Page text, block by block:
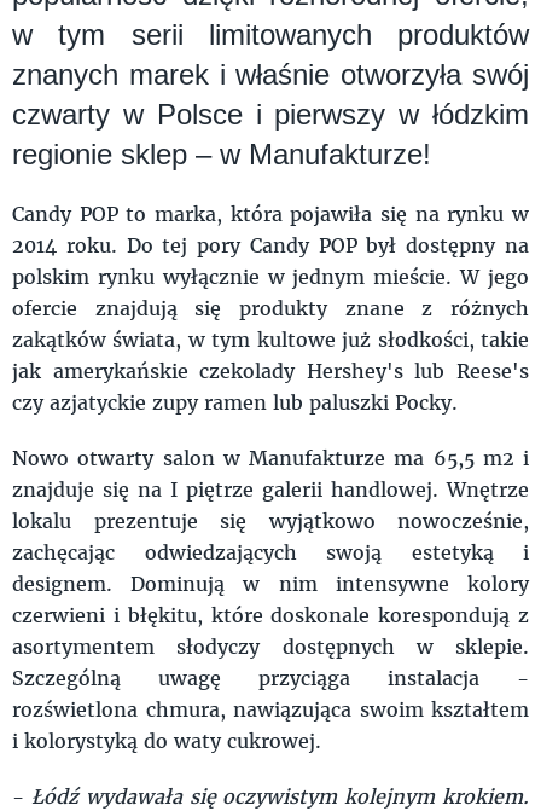
w tym serii limitowanych produktów
znanych marek i właśnie otworzyła swój
czwarty w Polsce i pierwszy w łódzkim
regionie sklep – w Manufakturze!
Candy POP to marka, która pojawiła się na rynku w
2014 roku. Do tej pory Candy POP był dostępny na
polskim rynku wyłącznie w jednym mieście. W jego
ofercie znajdują się produkty znane z różnych
zakątków świata, w tym kultowe już słodkości, takie
jak amerykańskie czekolady Hershey's lub Reese's
czy azjatyckie zupy ramen lub paluszki Pocky.
Nowo otwarty salon w Manufakturze ma 65,5 m2 i
znajduje się na I piętrze galerii handlowej. Wnętrze
lokalu prezentuje się wyjątkowo nowocześnie,
zachęcając odwiedzających swoją estetyką i
designem. Dominują w nim intensywne kolory
czerwieni i błękitu, które doskonale korespondują z
asortymentem słodyczy dostępnych w sklepie.
Szczególną uwagę przyciąga instalacja -
rozświetlona chmura, nawiązująca swoim kształtem
i kolorystyką do waty cukrowej.
- Łódź wydawała się oczywistym kolejnym krokiem.